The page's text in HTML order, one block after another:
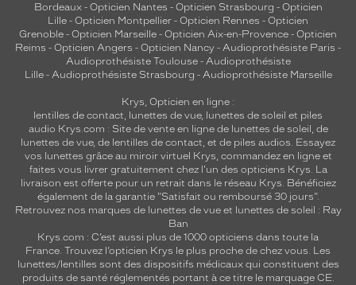
Bordeaux- Opticien Nantes - Opticien Strasbourg - Opticien
Lille - Opticien Montpellier - Opticien Rennes - Opticien
Grenoble - Opticien Marseille - Opticien Aix-en-Provence - Opticien
Reims - Opticien Angers - Opticien Nancy - Audioprothésiste Paris -
Audioprothésiste Toulouse- Audioprothésiste
Lille- Audioprothésiste Strasbourg - Audioprothésiste Marseille
Krys, Opticien en ligne :
lentilles de contact, lunettes de vue, lunettes de soleil et piles
audio Krys.com : Site de vente en ligne de lunettes de soleil, de
lunettes de vue, de lentilles de contact, et de piles audios. Essayez
vos lunettes grâce au miroir virtuel Krys, commandez en ligne et
faites vous livrer gratuitement chez l'un des opticiens Krys. La
livraison est offerte pour un retrait dans le réseau Krys. Bénéficiez
également de la garantie "Satisfait ou remboursé 30 jours".
Retrouvez nos marques de lunettes de vue et lunettes de soleil : Ray
Ban
Krys.com : C’est aussi plus de 1000 opticiens dans toute la
France. Trouvez l’opticien Krys le plus proche de chez vous. Les
lunettes/lentilles sont des dispositifs médicaux qui constituent des
produits de santé réglementés portant à ce titre le marquage CE.